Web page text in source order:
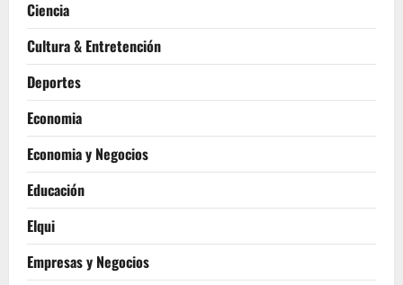
Ciencia
Cultura & Entretención
Deportes
Economia
Economia y Negocios
Educación
Elqui
Empresas y Negocios